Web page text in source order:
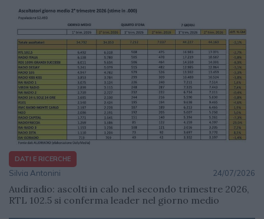
DATI E RICERCHE
Silvia Antonini 24/07/2026
Audiradio: ascolti in calo nel secondo trimestre 2026,
RTL 102.5 si conferma leader nel giorno medio